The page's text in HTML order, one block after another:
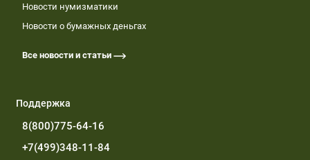
Новости нумизматики
Новости о бумажных деньгах
Все новости и статьи
Поддержка
8(800)775-64-16
+7(499)348-11-84